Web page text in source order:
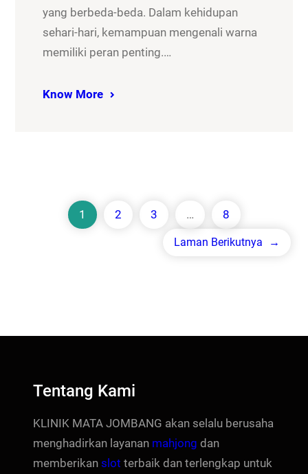
yang berbeda-beda. Dalam kehidupan
sehari-hari, kemampuan mengenali warna
memiliki peran penting.…
Know More
1 2 3 … 8
Laman Berikutnya →
Tentang Kami
KLINIK MATA JOMBANG akan selalu berusaha
menghadirkan layanan mahjong dan
memberikan slot terbaik dan terlengkap untuk